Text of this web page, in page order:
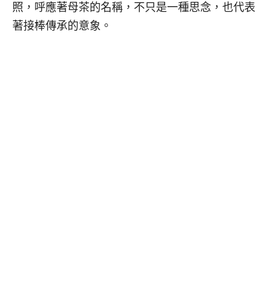
照，呼應著母茶的名稱，不只是一種思念，也代表
著接棒傳承的意象。